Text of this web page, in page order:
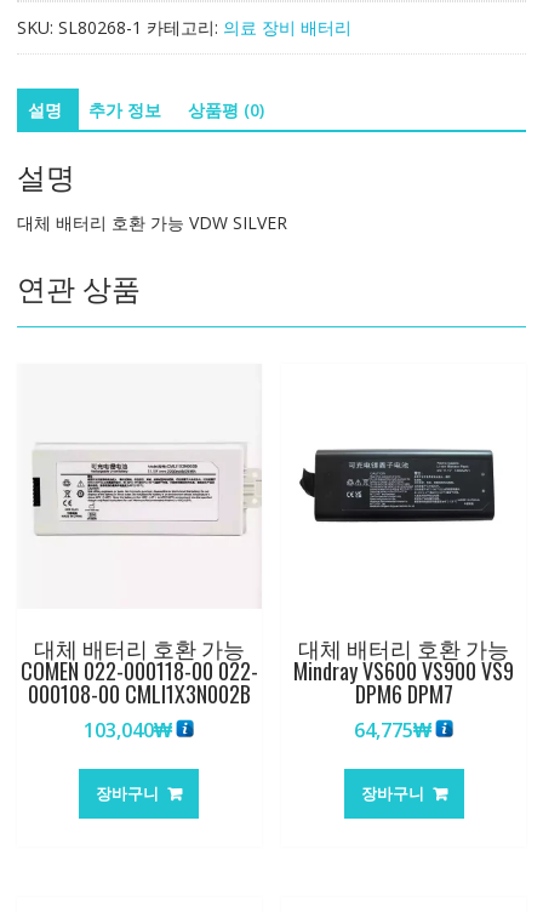
리
환
가
VDW
SILVER
수
SKU: SL80268-1 카테고리: 의료 장비 배터리
설명 추가 정보 상품평 (0)
설명
대체 배터리 호환 가능 VDW SILVER
연관 상품
대체 배터리 호환 가능
COMEN 022-000118-00 022-
000108-00 CMLI1X3N002B
103,040₩
장바구니
대체 배터리 호환 가능
Mindray VS600 VS900 VS9
DPM6 DPM7
64,775₩
장바구니